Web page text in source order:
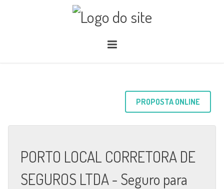
PROPOSTA ONLINE
PORTO LOCAL CORRETORA DE
SEGUROS LTDA - Seguro para